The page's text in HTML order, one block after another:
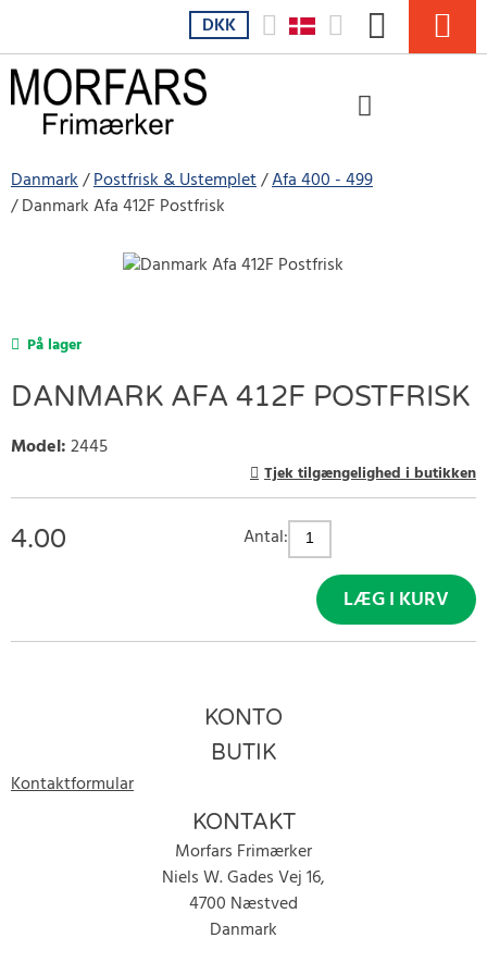
DKK
Danmark Postfrisk & Ustemplet Afa 400 - 499
Danmark Afa 412F Postfrisk
På lager
DANMARK AFA 412F POSTFRISK
Model:2445
Tjek tilgængelighed i butikken
4.00 Antal:
LÆG I KURV
KONTO
BUTIK
Kontaktformular
KONTAKT
Morfars Frimærker
Niels W. Gades Vej 16,
4700 Næstved
Danmark